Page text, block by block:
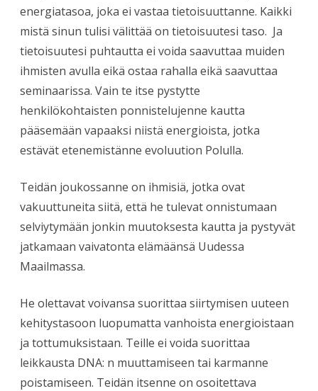
energiatasoa, joka ei vastaa tietoisuuttanne. Kaikki
mistä sinun tulisi välittää on tietoisuutesi taso. Ja
tietoisuutesi puhtautta ei voida saavuttaa muiden
ihmisten avulla eikä ostaa rahalla eikä saavuttaa
seminaarissa. Vain te itse pystytte
henkilökohtaisten ponnistelujenne kautta
pääsemään vapaaksi niistä energioista, jotka
estävät etenemistänne evoluution Polulla.
Teidän joukossanne on ihmisiä, jotka ovat
vakuuttuneita siitä, että he tulevat onnistumaan
selviytymään jonkin muutoksesta kautta ja pystyvät
jatkamaan vaivatonta elämäänsä Uudessa
Maailmassa.
He olettavat voivansa suorittaa siirtymisen uuteen
kehitystasoon luopumatta vanhoista energioistaan
ja tottumuksistaan. Teille ei voida suorittaa
leikkausta DNA: n muuttamiseen tai karmanne
poistamiseen. Teidän itsenne on osoitettava